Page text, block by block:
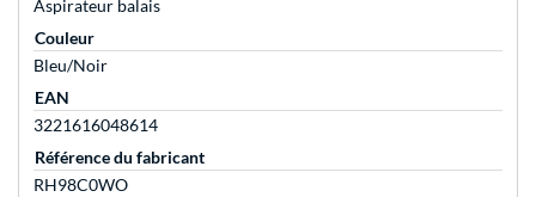
Aspirateur balais
Couleur
Bleu/Noir
EAN
3221616048614
Référence du fabricant
RH98C0WO